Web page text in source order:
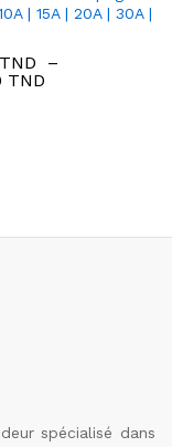
| 15A | 20A | 30A |
TND
–
TND
spécialisé dans